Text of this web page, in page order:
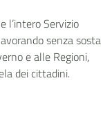
l’intero Servizio
senza sosta
e alle Regioni,
dei cittadini.